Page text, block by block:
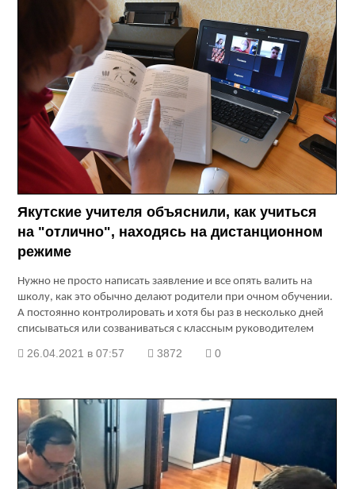
Якутские учителя объяснили, как учиться
на "отлично", находясь на дистанционном
режиме
Нужно не просто написать заявление и все опять валить на
школу, как это обычно делают родители при очном обучении.
А постоянно контролировать и хотя бы раз в несколько дней
списываться или созваниваться с классным руководителем
26.04.2021 в 07:57 3872 0